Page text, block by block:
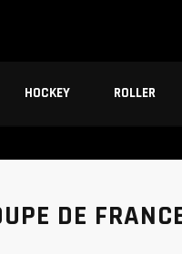
HOCKEY ROLLER
DE